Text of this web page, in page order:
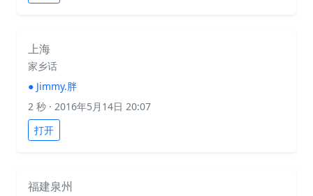
上海
家乡话
● Jimmy.胖
2 秒 · 2016年5月14日 20:07
打开
福建泉州